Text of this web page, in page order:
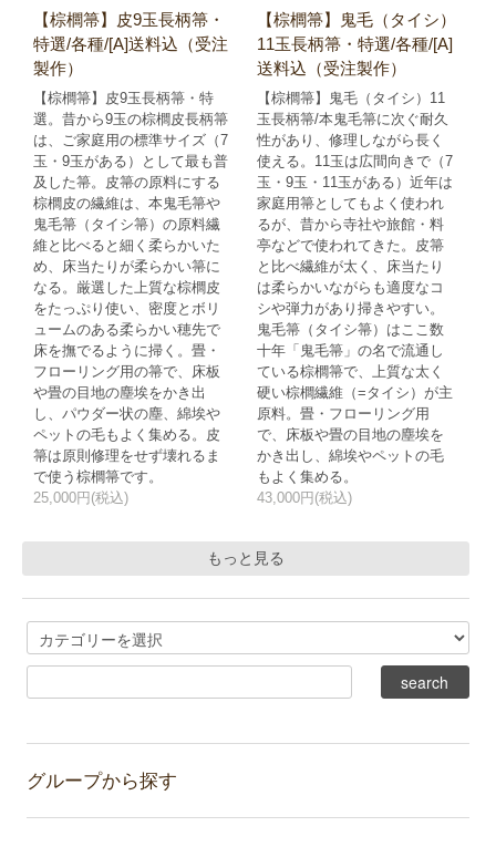
【棕櫚箒】皮9玉長柄箒・
特選/各種/[A]送料込（受注
製作）
【棕櫚箒】皮9玉長柄箒・特
選。昔から9玉の棕櫚皮長柄箒
は、ご家庭用の標準サイズ（7
玉・9玉がある）として最も普
及した箒。皮箒の原料にする
棕櫚皮の繊維は、本鬼毛箒や
鬼毛箒（タイシ箒）の原料繊
維と比べると細く柔らかいた
め、床当たりが柔らかい箒に
なる。厳選した上質な棕櫚皮
をたっぷり使い、密度とボリ
ュームのある柔らかい穂先で
床を撫でるように掃く。畳・
フローリング用の箒で、床板
や畳の目地の塵埃をかき出
し、パウダー状の塵、綿埃や
ペットの毛もよく集める。皮
箒は原則修理をせず壊れるま
で使う棕櫚箒です。
25,000円(税込)
【棕櫚箒】鬼毛（タイシ）
11玉長柄箒・特選/各種/[A]
送料込（受注製作）
【棕櫚箒】鬼毛（タイシ）11
玉長柄箒/本鬼毛箒に次ぐ耐久
性があり、修理しながら長く
使える。11玉は広間向きで（7
玉・9玉・11玉がある）近年は
家庭用箒としてもよく使われ
るが、昔から寺社や旅館・料
亭などで使われてきた。皮箒
と比べ繊維が太く、床当たり
は柔らかいながらも適度なコ
シや弾力があり掃きやすい。
鬼毛箒（タイシ箒）はここ数
十年「鬼毛箒」の名で流通し
ている棕櫚箒で、上質な太く
硬い棕櫚繊維（=タイシ）が主
原料。畳・フローリング用
で、床板や畳の目地の塵埃を
かき出し、綿埃やペットの毛
もよく集める。
43,000円(税込)
もっと見る
グループから探す